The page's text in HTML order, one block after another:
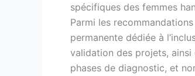
spécifiques des femmes
Parmi les
permanente dédiée à
validation des projets, ainsi
phases de diagnostic, et